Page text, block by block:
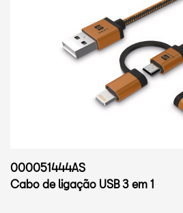
000051444AS
Cabo de ligação USB 3 em 1